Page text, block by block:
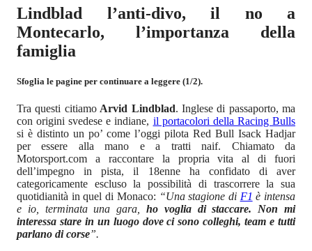
Lindblad l’anti-divo, il no a
Montecarlo, l’importanza della
famiglia
Sfoglia le pagine per continuare a leggere (1/2).
Tra questi citiamoArvid Lindblad. Inglese di passaporto, ma
con origini svedese e indiane, il portacolori della Racing Bulls
si è distinto un po’ come l’oggi pilota Red Bull Isack Hadjar
per essere alla mano e a tratti naif. Chiamato da
Motorsport.com a raccontare la propria vita al di fuori
dell’impegno in pista, il 18enne ha confidato di aver
categoricamente escluso la possibilità di trascorrere la sua
quotidianità in quel di Monaco: “Una stagione di F1 è intensa
e io, terminata una gara,
ho voglia di staccare. Non mi
interessa stare in un luogo dove ci sono colleghi, team e tutti
parlano di corse”.